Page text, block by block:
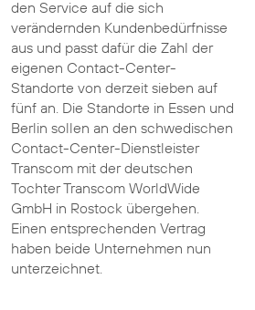
den Service auf die sich
verändernden Kundenbedürfnisse
aus und passt dafür die Zahl der
eigenen Contact-Center-
Standorte von derzeit sieben auf
fünf an. Die Standorte in Essen und
Berlin sollen an den schwedischen
Contact-Center-Dienstleister
Transcom mit der deutschen
Tochter Transcom WorldWide
GmbH in Rostock übergehen.
Einen entsprechenden Vertrag
haben beide Unternehmen nun
unterzeichnet.